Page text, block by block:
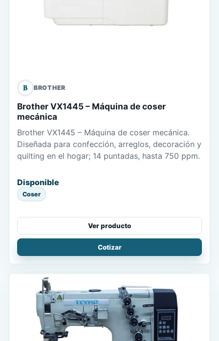
B BROTHER
Brother VX1445 – Máquina de coser
mecánica
Brother VX1445 – Máquina de coser mecánica.
Diseñada para confección, arreglos, decoración y
quilting en el hogar; 14 puntadas, hasta 750 ppm.
Disponible
Coser
Ver producto
Cotizar